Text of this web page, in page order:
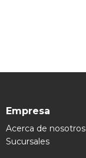
Empresa
Acerca de nosotros
Sucursales